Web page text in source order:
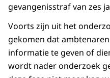
gevangenisstraf van zes
Voorts zijn uit het
gekomen dat
informatie te geven of
wordt nader onderzoek